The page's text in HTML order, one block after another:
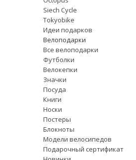
Siech Cycle
Tokyobike
Идеи подарков
Велоподарки
Все велоподарки
Футболки
Велокепки
Значки
Посуда
Книги
Носки
Постеры
Блокноты
Модели велосипедов
Подарочный сертификат